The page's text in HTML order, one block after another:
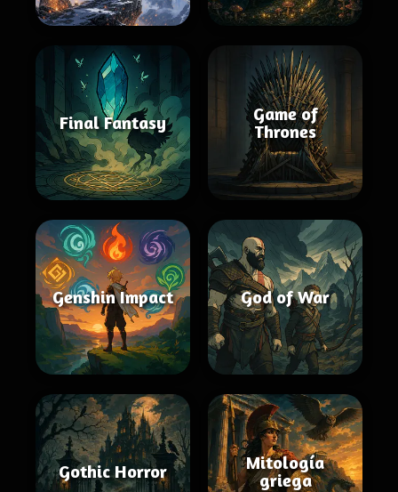
Final Fantasy
Game of
Thrones
Genshin Impact God of War
Gothic Horror
Mitología
griega